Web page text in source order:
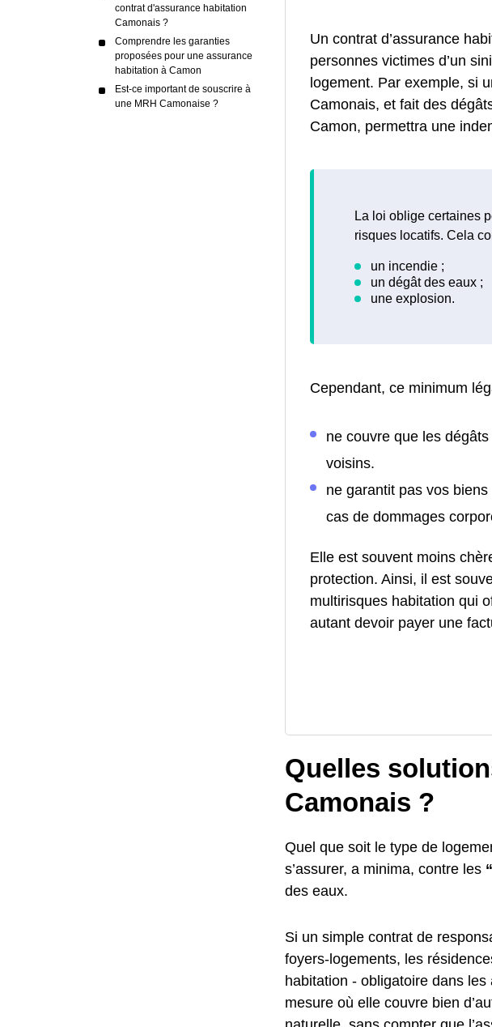
contrat d'assurance habitation
Camonais ?
Comprendre les garanties
proposées pour une assurance
habitation à Camon
Est-ce important de souscrire à
une MRH Camonaise ?
Un contrat d’assurance
personnes victimes d’un
logement. Par exemple, si
Camonais, et fait des
Camon, permettra une
La loi oblige certaines
risques locatifs. Cela
Cependant, ce minimum
ne couvre que les
voisins.
ne garantit pas vos
cas de dommages
Elle est souvent moins
protection. Ainsi, il est
multirisques habitation qui
autant devoir payer une
Quelles
Camonais ?
Quel que soit le type de
s’assurer, a minima, contre les
des eaux.
Si un simple contrat de
foyers-logements, les
habitation - obligatoire dans
mesure où elle couvre bien